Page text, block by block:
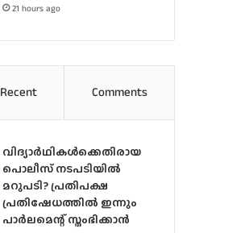
21 hours ago
Recent Comments
വിദ്യാര്‍ഥികള്‍ക്കെതിരായ
പൊലീസ് നടപടിയില്‍
മറുപടി? പ്രതിപക്ഷ
പ്രതിഷേധത്തില്‍ ഇന്നും
പാര്‍ലമെന്റ് സ്തംഭിക്കാന്‍